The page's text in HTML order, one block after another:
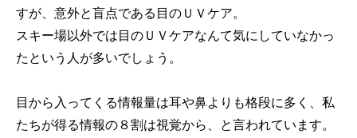
すが、意外と盲点である目のＵＶケア。
スキー場以外では目のＵＶケアなんて気にしていなかっ
たという人が多いでしょう。
目から入ってくる情報量は耳や鼻よりも格段に多く、私
たちが得る情報の８割は視覚から、と言われています。